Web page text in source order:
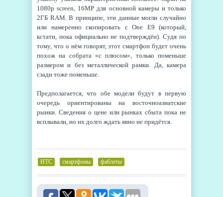
1080p screen, 16MP для основной камеры и только
2ГБ RAM. В принципе, эти данные могли случайно
или намеренно скопировать с One E9 (который,
кстати, пока официально не подтверждён). Судя по
тому, что о нём говорят, этот смартфон будет очень
похож на собрата «с плюсом», только поменьше
размером и без металлической рамки. Да, камера
сзади тоже поменьше.
Предполагается, что обе модели будут в первую
очередь ориентированы на восточноазиатские
рынки. Сведения о цене или рынках сбыта пока не
всплывали, но их долго ждать явно не придётся.
HTC смартфоны фаблеты